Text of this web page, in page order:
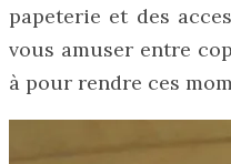
papeterie et des
vous amuser entre
à pour rendre ces